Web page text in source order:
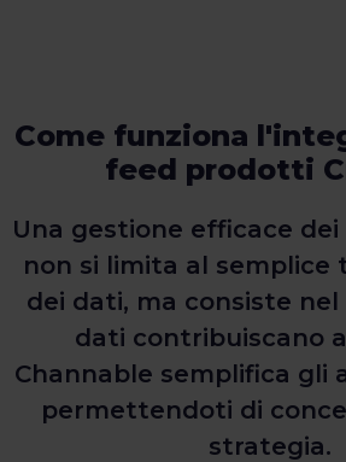
Come funziona
feed prodotti
Una gestione efficace
non si limita al semplice
dei dati, ma consiste
dati contribuiscano
Channable semplifica gli
permettendoti di
strategia.